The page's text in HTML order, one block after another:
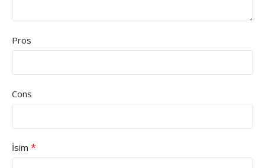
Pros
Cons
İsim *